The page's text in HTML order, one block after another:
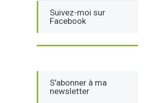
Suivez-moi sur
Facebook
S'abonner à ma
newsletter